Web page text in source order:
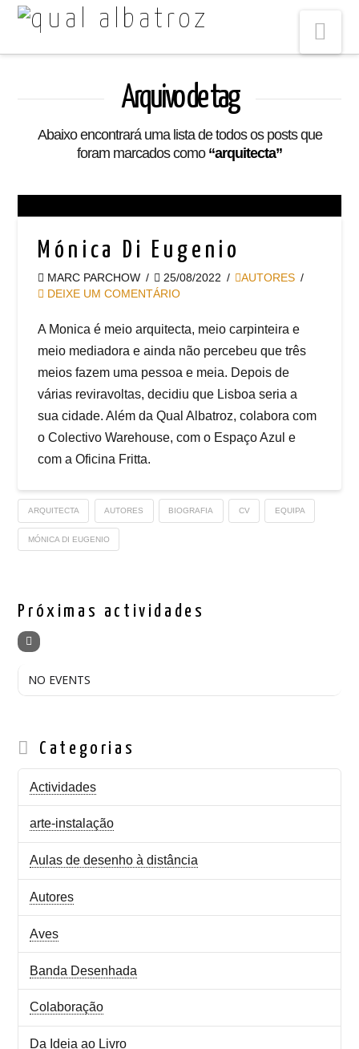
Arquivo de tag
Abaixo encontrará uma lista de todos os posts que
foram marcados como “arquitecta”
Mónica Di Eugenio
MARC PARCHOW 25/08/2022
AUTORES
DEIXE UM COMENTÁRIO
A Monica é meio arquitecta, meio carpinteira e
meio mediadora e ainda não percebeu que três
meios fazem uma pessoa e meia. Depois de
várias reviravoltas, decidiu que Lisboa seria a
sua cidade. Além da Qual Albatroz, colabora com
o Colectivo Warehouse, com o Espaço Azul e
com a Oficina Fritta.
ARQUITECTA AUTORES BIOGRAFIA CV EQUIPA
MÓNICA DI EUGENIO
Próximas actividades
NO EVENTS
Categorias
Actividades
arte-instalação
Aulas de desenho à distância
Autores
Aves
Banda Desenhada
Colaboração
Da Ideia ao Livro